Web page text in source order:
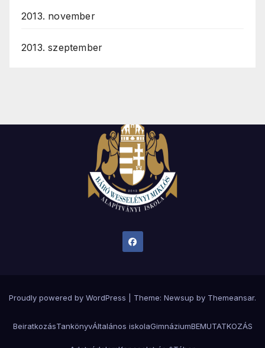
2013. november
2013. szeptember
Proudly powered by WordPress Theme: Newsup by Themeansar.
BeiratkozásTankönyvÁltalános iskolaGimnáziumBEMUTATKOZÁS